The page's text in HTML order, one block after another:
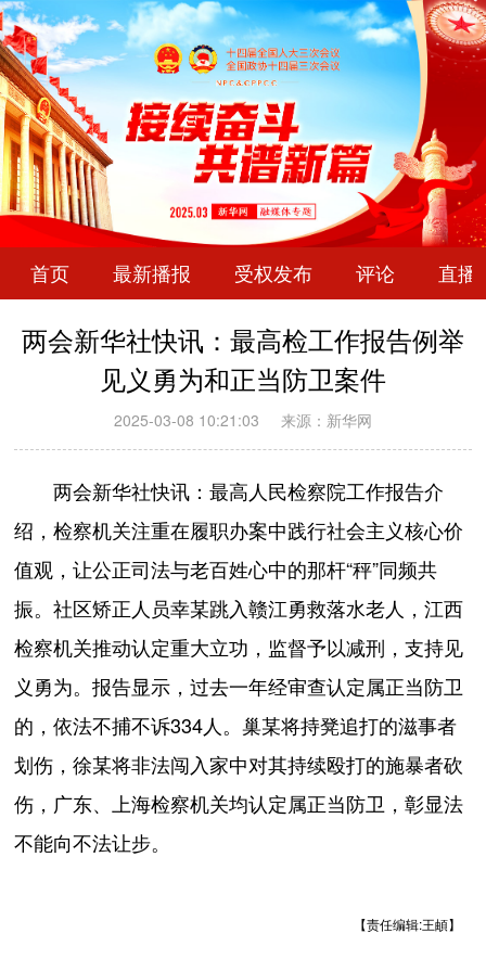
首页 最新播报 受权发布 评论 直播
两会新华社快讯：最高检工作报告例举
见义勇为和正当防卫案件
2025-03-08 10:21:03 来源：新华网
两会新华社快讯：最高人民检察院工作报告介
绍，检察机关注重在履职办案中践行社会主义核心价
值观，让公正司法与老百姓心中的那杆“秤”同频共
振。社区矫正人员幸某跳入赣江勇救落水老人，江西
检察机关推动认定重大立功，监督予以减刑，支持见
义勇为。报告显示，过去一年经审查认定属正当防卫
的，依法不捕不诉334人。巢某将持凳追打的滋事者
划伤，徐某将非法闯入家中对其持续殴打的施暴者砍
伤，广东、上海检察机关均认定属正当防卫，彰显法
不能向不法让步。
【责任编辑:王頔】